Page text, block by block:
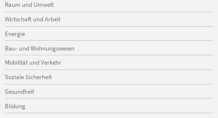
Raum und Umwelt
Wirtschaft und Arbeit
Energie
Bau- und Wohnungswesen
Mobilität und Verkehr
Soziale Sicherheit
Gesundheit
Bildung